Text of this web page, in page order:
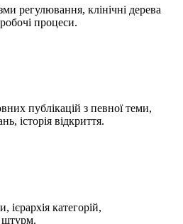
регулювання, клінічні дерева
процеси.
публікацій з певної теми,
історія відкриття.
ієрархія категорій,
штурм.